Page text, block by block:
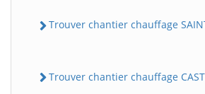
Trouver chantier chauffage
Trouver chantier chauffage